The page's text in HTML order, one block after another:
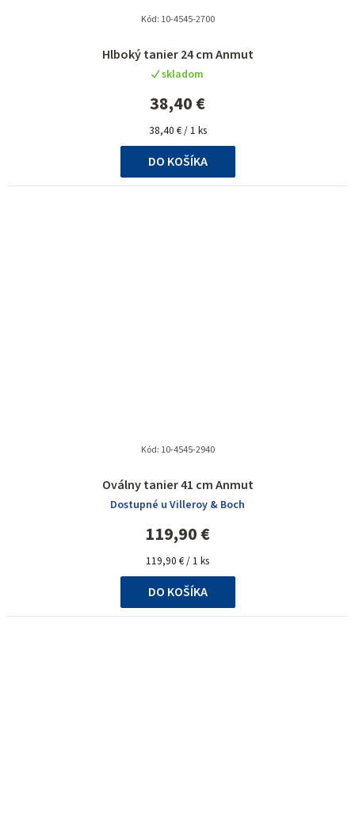
Hlboký tanier 24 cm Anmut
skladom
38,40 €
Jednotková
cena:
38,40 € / 1 ks
DO KOŠÍKA
Kód: 10-4545-2700
Oválny tanier 41 cm Anmut
Dostupné u Villeroy & Boch
119,90 €
Jednotková
cena:
119,90 € / 1 ks
DO KOŠÍKA
Kód: 10-4545-2940